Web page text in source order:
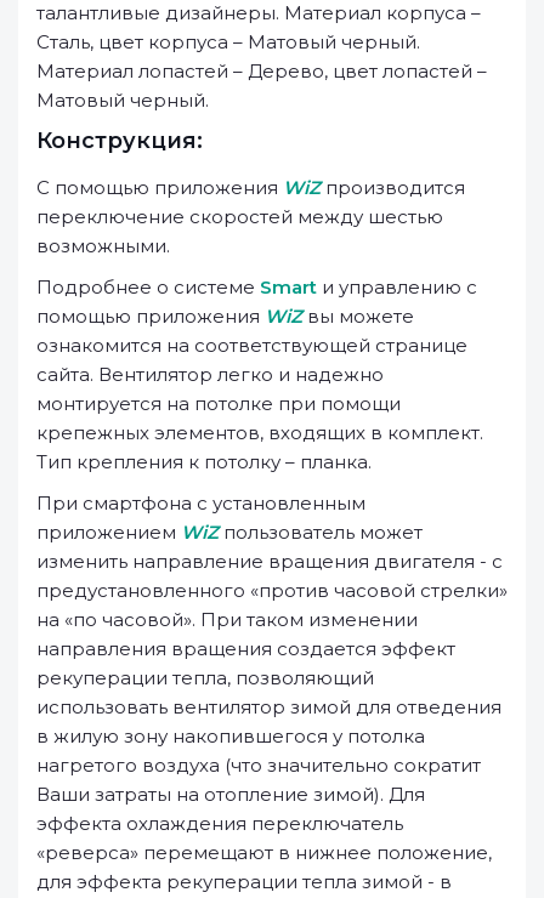
талантливые дизайнеры. Материал корпуса –
Сталь, цвет корпуса – Матовый черный.
Материал лопастей – Дерево, цвет лопастей –
Матовый черный.
Конструкция:
С помощью приложения WiZпроизводится
переключение скоростей между шестью
возможными.
Подробнее о системе Smart и управлению с
помощью приложения WiZвы можете
ознакомится на соответствующей странице
сайта. Вентилятор легко и надежно
монтируется на потолке при помощи
крепежных элементов, входящих в комплект.
Тип крепления к потолку – планка.
При смартфона с установленным
приложением WiZпользователь может
изменить направление вращения двигателя - с
предустановленного «против часовой стрелки»
на «по часовой». При таком изменении
направления вращения создается эффект
рекуперации тепла, позволяющий
использовать вентилятор зимой для отведения
в жилую зону накопившегося у потолка
нагретого воздуха (что значительно сократит
Ваши затраты на отопление зимой). Для
эффекта охлаждения переключатель
«реверса» перемещают в нижнее положение,
для эффекта рекуперации тепла зимой - в